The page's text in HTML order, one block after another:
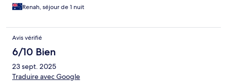
Renah, séjour de 1 nuit
Avis vérifié
6/10 Bien
23 sept. 2025
Traduire avec Google